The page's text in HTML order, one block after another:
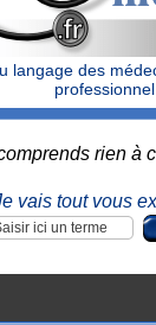
langage des
professionnel
rien à
vais tout vous